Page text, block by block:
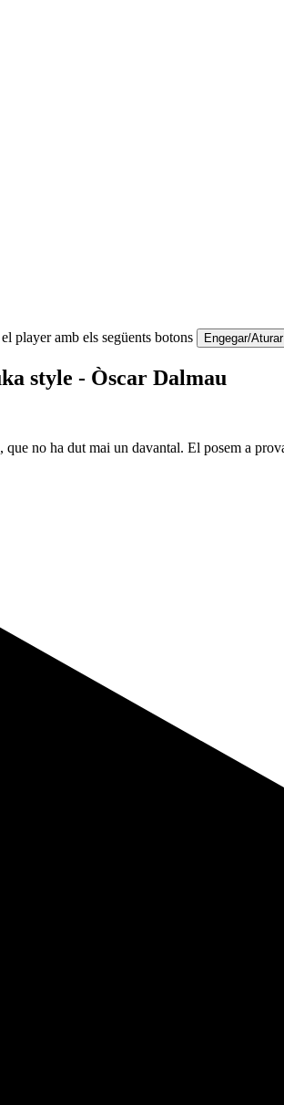
player amb els següents botons Engegar/Aturar
style - Òscar Dalmau
no ha dut mai un davantal. El posem a